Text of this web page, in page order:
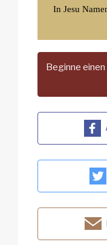
In Jesu
Beginne